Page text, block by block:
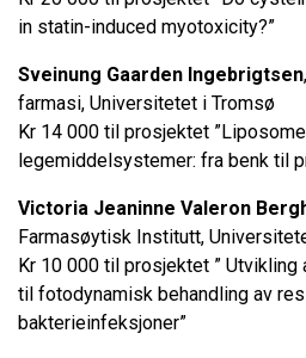
in statin-induced myotoxicity?”
Sveinung Gaarden Ingebrigtsen
farmasi, Universitetet i Tromsø
Kr 14 000 til prosjektet
legemiddelsystemer: fra benk til
Victoria Jeaninne Valeron
Farmasøytisk Institutt,
Kr 10 000 til prosjektet ”
til fotodynamisk behandling av
bakterieinfeksjoner”